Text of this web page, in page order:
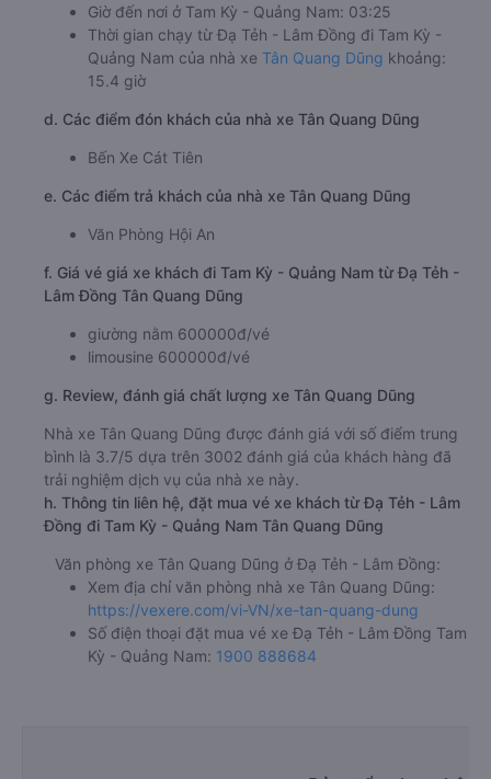
Giờ đến nơi ở Tam Kỳ - Quảng Nam: 03:25
Thời gian chạy từ Đạ Tẻh - Lâm Đồng đi Tam Kỳ -
Quảng Nam của nhà xe Tân Quang Dũng khoảng:
15.4 giờ
d. Các điểm đón khách của nhà xe Tân Quang Dũng
Bến Xe Cát Tiên
e. Các điểm trả khách của nhà xe Tân Quang Dũng
Văn Phòng Hội An
f. Giá vé giá xe khách đi Tam Kỳ - Quảng Nam từ Đạ Tẻh -
Lâm Đồng Tân Quang Dũng
giường nằm 600000đ/vé
limousine 600000đ/vé
g. Review, đánh giá chất lượng xe Tân Quang Dũng
Nhà xe Tân Quang Dũng được đánh giá với số điểm trung
bình là 3.7/5 dựa trên 3002 đánh giá của khách hàng đã
trải nghiệm dịch vụ của nhà xe này.
h. Thông tin liên hệ, đặt mua vé xe khách từ Đạ Tẻh - Lâm
Đồng đi Tam Kỳ - Quảng Nam Tân Quang Dũng
Văn phòng xe Tân Quang Dũng ở Đạ Tẻh - Lâm Đồng:
Xem địa chỉ văn phòng nhà xe Tân Quang Dũng:
https://vexere.com/vi-VN/xe-tan-quang-dung
Số điện thoại đặt mua vé xe Đạ Tẻh - Lâm Đồng Tam
Kỳ - Quảng Nam: 1900 888684